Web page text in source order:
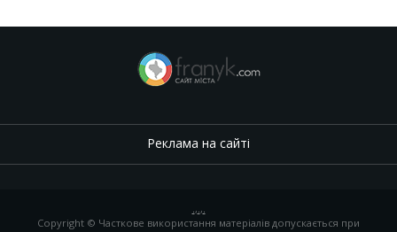
Реклама на сайті
, ,
Copyright © Часткове використання матеріалів допускається при